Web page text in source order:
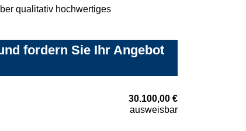
qualitativ hochwertiges
fordern Sie Ihr Angebot
30.100,00 €
ausweisbar